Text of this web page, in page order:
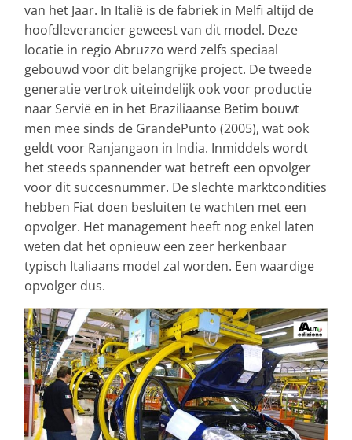
van het Jaar. In Italië is de fabriek in Melfi altijd de
hoofdleverancier geweest van dit model. Deze
locatie in regio Abruzzo werd zelfs speciaal
gebouwd voor dit belangrijke project. De tweede
generatie vertrok uiteindelijk ook voor productie
naar Servië en in het Braziliaanse Betim bouwt
men mee sinds de GrandePunto (2005), wat ook
geldt voor Ranjangaon in India. Inmiddels wordt
het steeds spannender wat betreft een opvolger
voor dit succesnummer. De slechte marktcondities
hebben Fiat doen besluiten te wachten met een
opvolger. Het management heeft nog enkel laten
weten dat het opnieuw een zeer herkenbaar
typisch Italiaans model zal worden. Een waardige
opvolger dus.